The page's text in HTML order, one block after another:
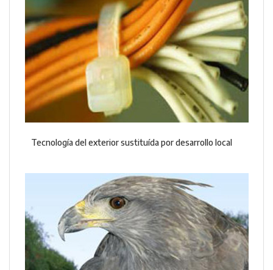
Tecnología del exterior sustituída por desarrollo local